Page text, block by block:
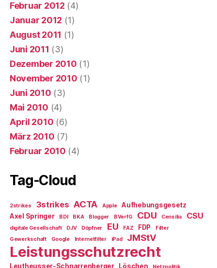
Februar 2012 (4)
Januar 2012 (1)
August 2011 (1)
Juni 2011 (3)
Dezember 2010 (1)
November 2010 (1)
Juni 2010 (3)
Mai 2010 (4)
April 2010 (6)
März 2010 (7)
Februar 2010 (4)
Tag-Cloud
2strikes 3strikes ACTA Apple
Aufhebungsgesetz
Axel Springer
BDI BKA Blogger BVerfG CDU Censilia CSU
digitale Gesellschaft DJV Döpfner EU FAZ FDP
Filter
Gewerkschaft
Google Internetfilter iPad JMStV
Leistungsschutzrecht
Leutheusser-Schnarrenberger Löschen